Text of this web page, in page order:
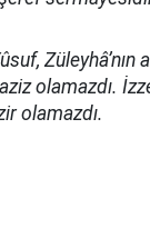
Züleyhâ’nın
olamazdı.
olamazdı.